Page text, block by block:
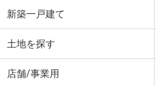
新築一戸建て
土地を探す
店舗/事業用